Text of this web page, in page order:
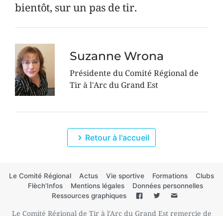
bientôt, sur un pas de tir.
Suzanne Wrona
Présidente du Comité Régional de
Tir à l'Arc du Grand Est
Retour à l'accueil
Le Comité Régional Actus Vie sportive Formations
Clubs
Flèch'Infos
Mentions légales
Données personnelles
Ressources graphiques
Le Comité Régional de Tir à l'Arc du Grand Est remercie de